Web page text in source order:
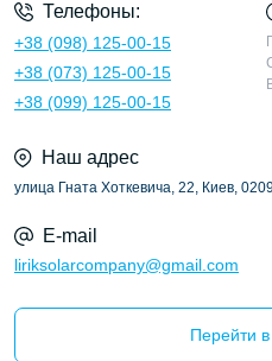
Телефоны:
+38 (098) 125-00-15
+38 (073) 125-00-15
+38 (099) 125-00-15
Наш адрес
улица Гната Хоткевича, 22, Киев,
E-mail
liriksolarcompany@gmail.com
Перейти в